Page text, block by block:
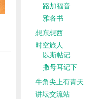
路加福音
雅各书
想东想西
时空旅人
以斯帖记
撒母耳记下
牛角尖上有青天
讲坛交流站